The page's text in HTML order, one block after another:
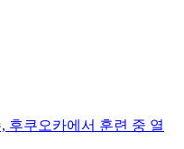
후쿠오카에서 훈련 중 열